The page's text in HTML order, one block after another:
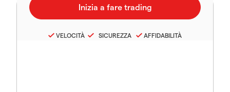
VELOCITÀ SICUREZZA AFFIDABILITÀ